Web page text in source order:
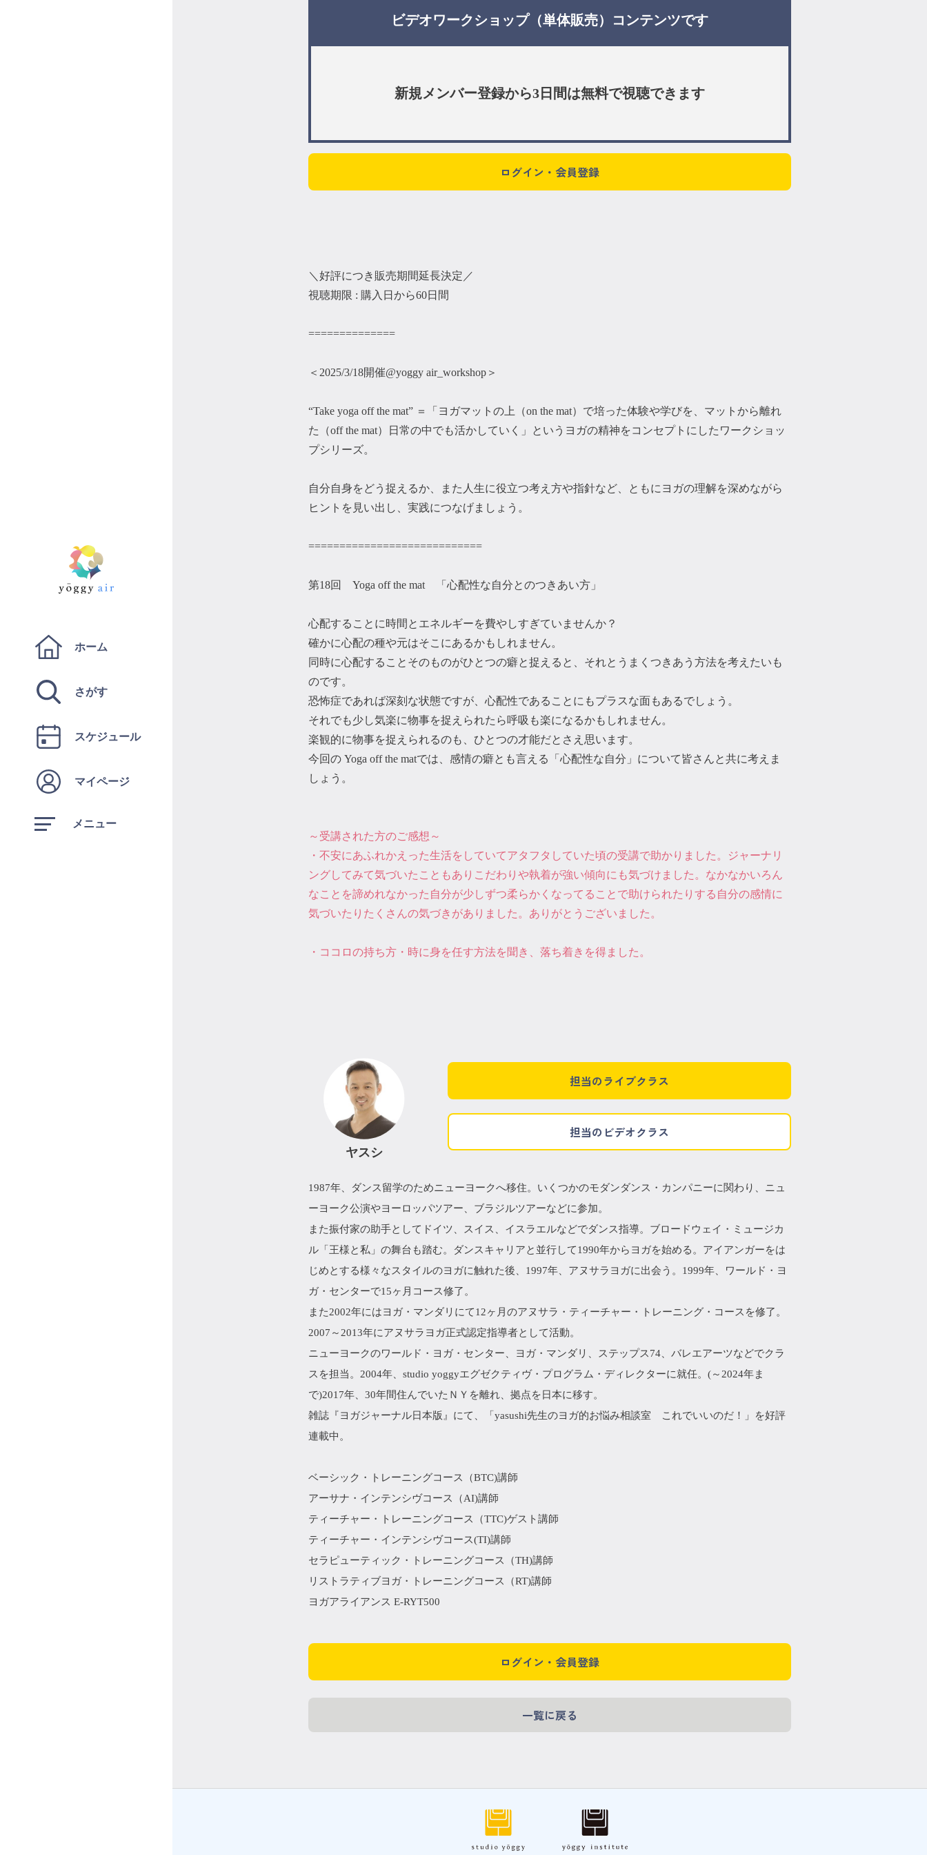
ホーム
さがす
スケジュール
マイページ
メニュー
ビデオワークショップ（単体販売）コンテンツです
新規メンバー登録から3日間は無料で視聴できます
ログイン・会員登録
＼好評につき販売期間延長決定／
視聴期限 : 購入日から60日間
==============
＜2025/3/18開催@yoggy air_workshop＞
“Take yoga off the mat” ＝「ヨガマットの上（on the mat）で培った体験や学びを、マットから離れ
た（off the mat）日常の中でも活かしていく」
というヨガの精神をコンセプトにしたワークショッ
プシリーズ。
自分自身をどう捉えるか、また人生に役立つ考え方や指針など、ともにヨガの理解を深めながら
ヒントを見い出し、実践につなげましょう。
============================
第18回 Yoga off the mat 「心配性な自分とのつきあい方」
心配することに時間とエネルギーを費やしすぎていませんか？
確かに心配の種や元はそこにあるかもしれません。
同時に心配することそのものがひとつの癖と捉えると、それとうまくつきあう方法を考えたいも
のです。
恐怖症であれば深刻な状態ですが、心配性であることにもプラスな面もあるでしょう。
それでも少し気楽に物事を捉えられたら呼吸も楽になるかもしれません。
楽観的に物事を捉えられるのも、ひとつの才能だとさえ思います。
今回の Yoga off the matでは、感情の癖とも言える「心配性な自分」について皆さんと共に考えま
しょう。
～受講された方のご感想～
・不安にあふれかえった生活をしていてアタフタしていた頃の受講で助かりました。ジャーナリ
ングしてみて気づいたこともありこだわりや執着が強い傾向にも気づけました。なかなかいろん
なことを諦めれなかった自分が少しずつ柔らかくなってることで助けられたりする自分の感情に
気づいたりたくさんの気づきがありました。ありがとうございました。
・ココロの持ち方・時に身を任す方法を聞き、落ち着きを得ました。
ヤスシ
担当のライブクラス
担当のビデオクラス
1987年、ダンス留学のためニューヨークへ移住。いくつかのモダンダンス・カンパニーに関わり、ニュ
ーヨーク公演やヨーロッパツアー、ブラジルツアーなどに参加。
また振付家の助手としてドイツ、スイス、イスラエルなどでダンス指導。ブロードウェイ・ミュージカ
ル「王様と私」の舞台も踏む。ダンスキャリアと並行して1990年からヨガを始める。アイアンガーをは
じめとする様々なスタイルのヨガに触れた後、1997年、アヌサラヨガに出会う。1999年、ワールド・ヨ
ガ・センターで15ヶ月コース修了。
また2002年にはヨガ・マンダリにて12ヶ月のアヌサラ・ティーチャー・トレーニング・コースを修了。
2007～2013年にアヌサラヨガ正式認定指導者として活動。
ニューヨークのワールド・ヨガ・センター、ヨガ・マンダリ、ステップス74、バレエアーツなどでクラ
スを担当。2004年、studio yoggyエグゼクティヴ・プログラム・ディレクターに就任。(～2024年ま
で)2017年、30年間住んでいたＮＹを離れ、拠点を日本に移す。
雑誌『ヨガジャーナル日本版』にて、「yasushi先生のヨガ的お悩み相談室 これでいいのだ！」を好評
連載中。
ベーシック・トレーニングコース（BTC)講師
アーサナ・インテンシヴコース（AI)講師
ティーチャー・トレーニングコース（TTC)ゲスト講師
ティーチャー・インテンシヴコース(TI)講師
セラピューティック・トレーニングコース（TH)講師
リストラティブヨガ・トレーニングコース（RT)講師
ヨガアライアンス E-RYT500
ログイン・会員登録
一覧に戻る